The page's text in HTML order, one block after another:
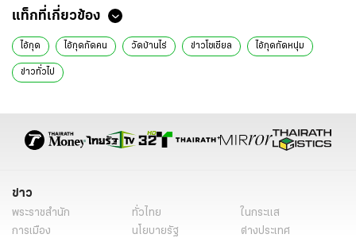
แท็กที่เกี่ยวข้อง
ไอ้กุด ไอ้กุดกัดคน วัดบ้านไร่ ข่าวโซเชียล ไอ้กุดกัดหนุ่ม
ข่าวทั่วไป
ข่าว
พระราชสำนัก ทั่วไทย
ในกระแส
การเมือง
นโยบายรัฐ
ต่างประเทศ